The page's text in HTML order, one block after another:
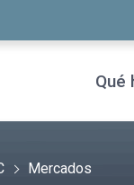
Qué
Mercados